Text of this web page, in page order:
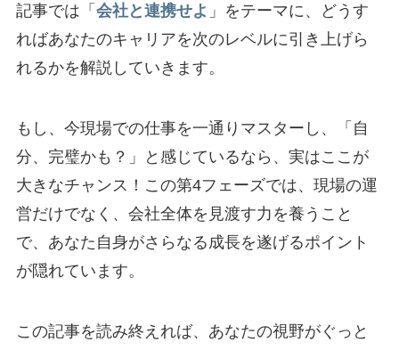
記事では「 会社と連携せよ 」をテーマに、どうす
ればあなたのキャリアを次のレベルに引き上げら
れるかを解説していきます。
もし、今現場での仕事を一通りマスターし、「自
分、完璧かも？」と感じているなら、実はここが
大きなチャンス！この第4フェーズでは、現場の運
営だけでなく、会社全体を見渡す力を養うこと
で、あなた自身がさらなる成長を遂げるポイント
が隠れています。
この記事を読み終えれば、あなたの視野がぐっと